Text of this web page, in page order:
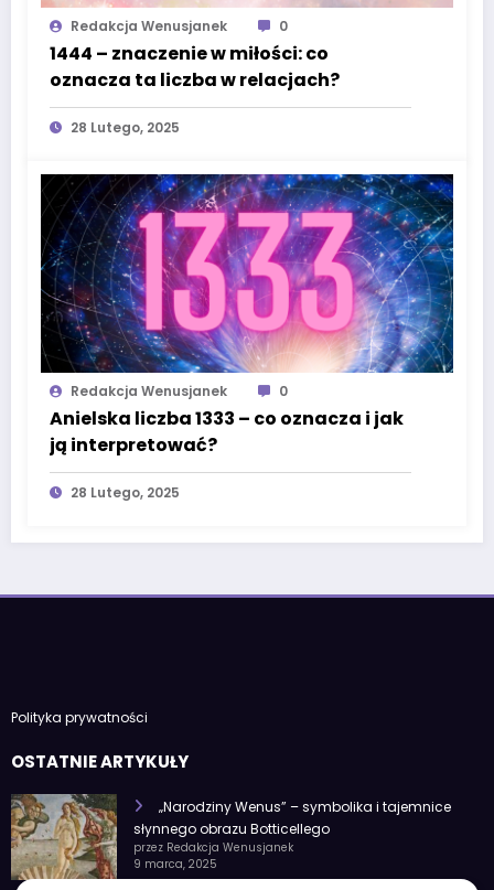
Redakcja Wenusjanek 0
1444 – znaczenie w miłości: co
oznacza ta liczba w relacjach?
28 Lutego, 2025
Redakcja Wenusjanek 0
Anielska liczba 1333 – co oznacza i jak
ją interpretować?
28 Lutego, 2025
Polityka prywatności
OSTATNIE ARTYKUŁY
„Narodziny Wenus” – symbolika i tajemnice
słynnego obrazu Botticellego
przez Redakcja Wenusjanek
9 marca, 2025